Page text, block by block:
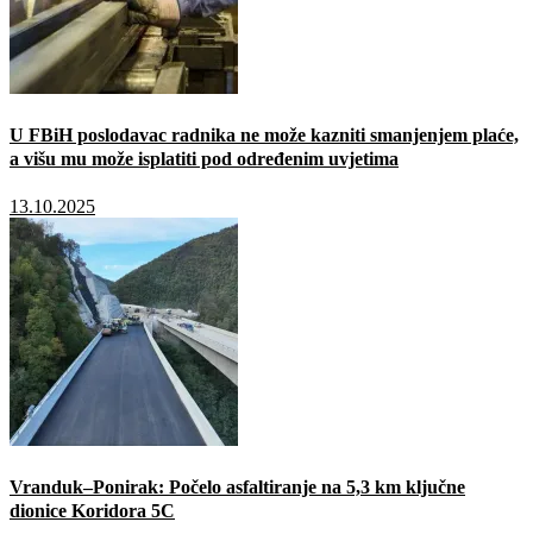
U FBiH poslodavac radnika ne može kazniti smanjenjem plaće,
a višu mu može isplatiti pod određenim uvjetima
13.10.2025
Vranduk–Ponirak: Počelo asfaltiranje na 5,3 km ključne
dionice Koridora 5C